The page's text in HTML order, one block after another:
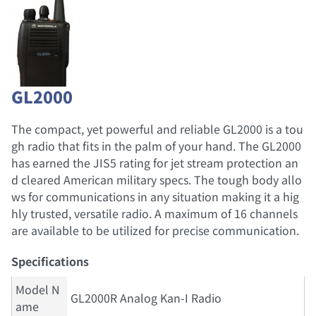
GL2000
The compact, yet powerful and reliable GL2000 is a tou
gh radio that fits in the palm of your hand. The GL2000
has earned the JIS5 rating for jet stream protection an
d cleared American military specs. The tough body allo
ws for communications in any situation making it a hig
hly trusted, versatile radio. A maximum of 16 channels
are available to be utilized for precise communication.
Specifications
Model N
ame
GL2000R Analog Kan-I Radio